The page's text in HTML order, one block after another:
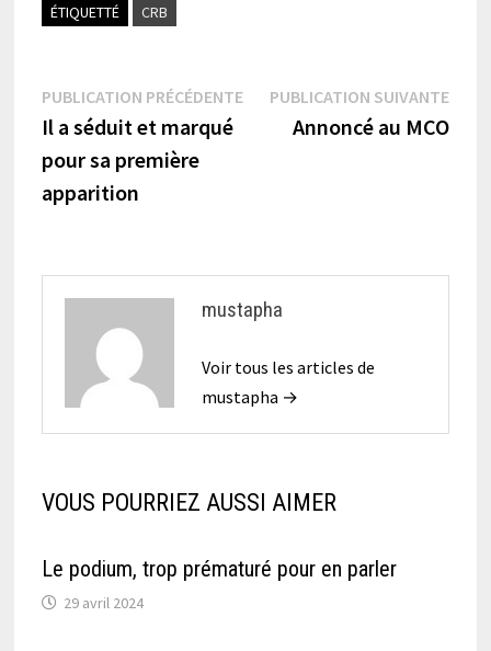
ÉTIQUETTÉ CRB
Navigation
de
l’article
PUBLICATION PRÉCÉDENTEPublication
précédente :
Il a séduit et marqué
pour sa première
apparition
PUBLICATION SUIVANTE
Annoncé au MCO
mustapha
Voir tous les articles de
mustapha →
VOUS POURRIEZ AUSSI AIMER
Le podium, trop prématuré pour en parler
29 avril 2024